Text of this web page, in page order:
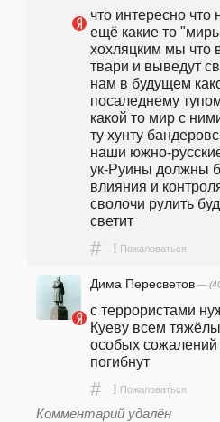
что интересно
ещё какие то
хохляцким мы что
твари и выведут
нам в будущем
посаледнему
какой то мир с
ту хунту
наши южно-
ук-Руины должны
влияния и
сволочи рулить
светит
# ! Пожаловаться
Дима Пересветов —
с террористами
Куеву всем
особых
погибнут
# ! Пожаловаться
Комментарий удалён